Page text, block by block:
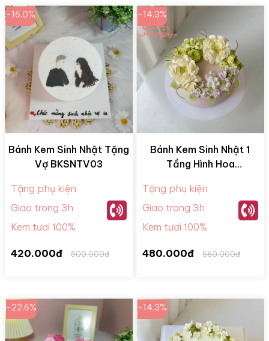
-16.0%
Bánh Kem Sinh Nhật Tặng
Vợ BKSNTV03
Tặng phụ kiện
Giao trong 3h
Kem tươi 100%
420.000đ 500.000đ
-14.3%
Bánh Kem Sinh Nhật 1
Tầng Hình Hoa
Tặng phụ kiện
Giao trong 3h
Kem tươi 100%
480.000đ 560.000đ
-22.6% -14.3%